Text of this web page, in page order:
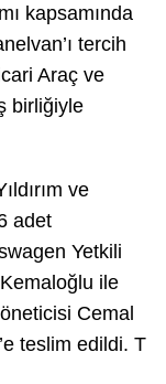
kapsamında
tercih
Araç ve
birliğiyle
ve
adet
Yetkili
Kemaloğlu ile
Cemal
teslim edildi. T